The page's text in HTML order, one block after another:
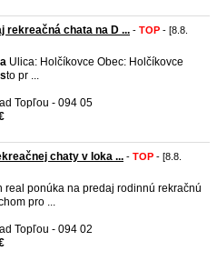
rekreačná chata na D ... - TOP - [8.8.
Ulica: Holčíkovce Obec: Holčíkovce
sto pr ...
Topľou - 094 05
chaty v loka ... - TOP - [8.8.
real ponúka na predaj rodinnú rekračnú
pro ...
Topľou - 094 02